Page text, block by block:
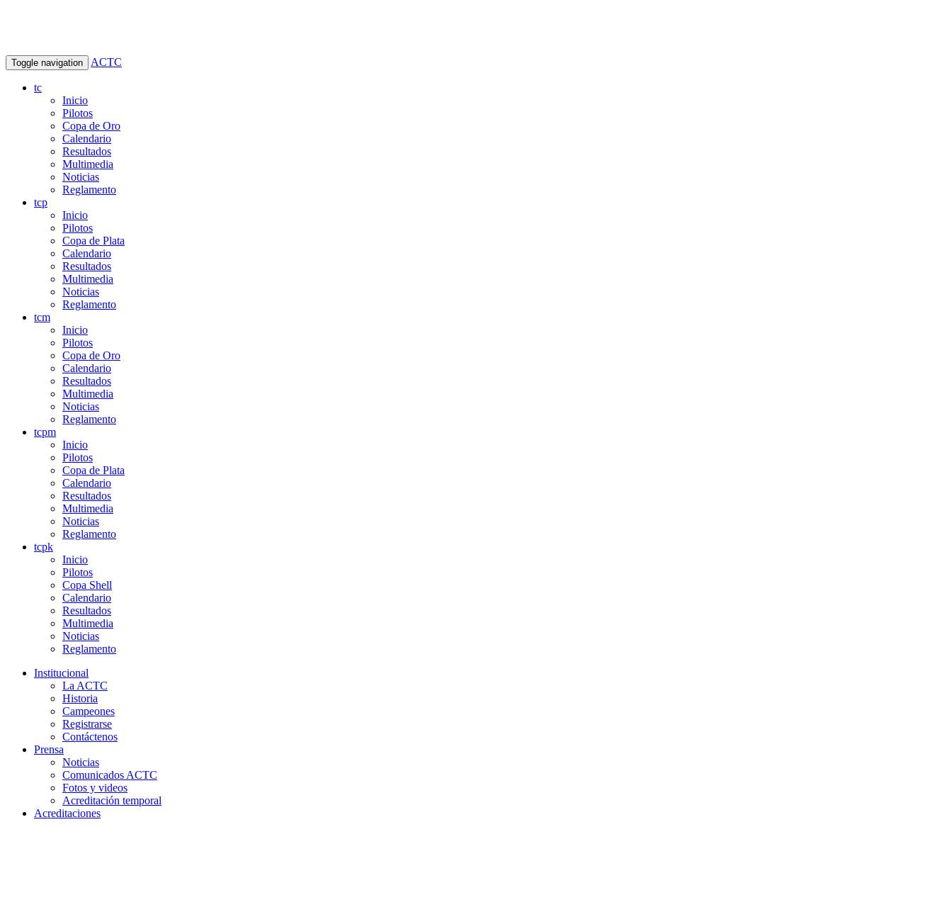
Toggle navigation ACTC
tc
Inicio
Pilotos
Copa de Oro
Calendario
Resultados
Multimedia
Noticias
Reglamento
tcp
Inicio
Pilotos
Copa de Plata
Calendario
Resultados
Multimedia
Noticias
Reglamento
tcm
Inicio
Pilotos
Copa de Oro
Calendario
Resultados
Multimedia
Noticias
Reglamento
tcpm
Inicio
Pilotos
Copa de Plata
Calendario
Resultados
Multimedia
Noticias
Reglamento
tcpk
Inicio
Pilotos
Copa Shell
Calendario
Resultados
Multimedia
Noticias
Reglamento
Institucional
La ACTC
Historia
Campeones
Registrarse
Contáctenos
Prensa
Noticias
Comunicados ACTC
Fotos y videos
Acreditación temporal
Acreditaciones